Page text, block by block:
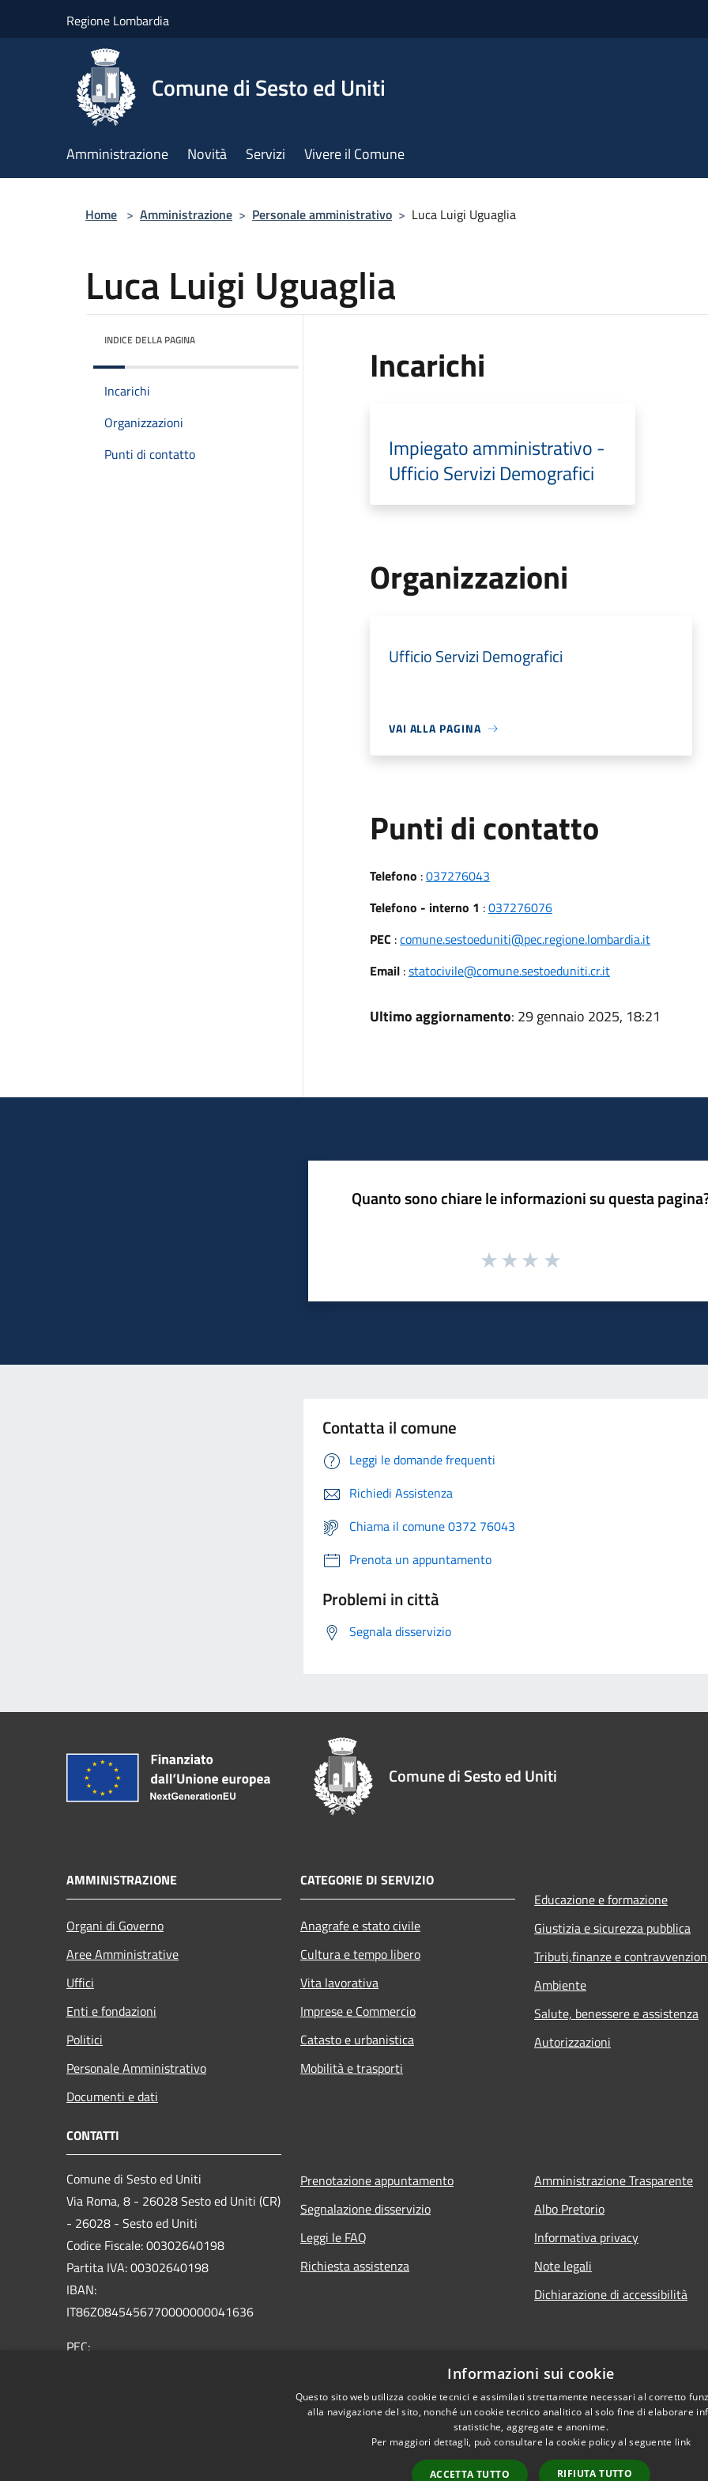
Regione Lombardia
Comune di Sesto ed Uniti
Amministrazione Novità Servizi Vivere il Comune
Home > Amministrazione > Personale amministrativo > Luca Luigi Uguaglia
Luca Luigi Uguaglia
INDICE DELLA PAGINA
Incarichi
Organizzazioni
Punti di contatto
Incarichi
Impiegato amministrativo -
Ufficio Servizi Demografici
Organizzazioni
Ufficio Servizi Demografici
VAI ALLA PAGINA
Punti di contatto
Telefono :037276043
Telefono - interno 1 :037276076
PEC :comune.sestoeduniti@pec.regione.lombardia.it
Email:statocivile@comune.sestoeduniti.cr.it
Ultimo aggiornamento: 29 gennaio 2025, 18:21
Quanto sono chiare le informazioni su questa
Contatta il comune
Leggi le domande frequenti
Richiedi Assistenza
Chiama il comune 0372 76043
Prenota un appuntamento
Problemi in città
Segnala disservizio
Comune di Sesto ed Uniti
AMMINISTRAZIONE
Organi di Governo
Aree Amministrative
Uffici
Enti e fondazioni
Politici
Personale Amministrativo
Documenti e dati
CATEGORIE DI SERVIZIO
Anagrafe e stato civile
Cultura e tempo libero
Vita lavorativa
Imprese e Commercio
Catasto e urbanistica
Mobilità e trasporti
Educazione e formazione
Giustizia e sicurezza pubblica
Tributi,finanze e
Ambiente
Salute, benessere e assistenza
Autorizzazioni
CONTATTI
Comune di Sesto ed Uniti
Via Roma, 8 - 26028 Sesto ed Uniti (CR)
- 26028 - Sesto ed Uniti
Codice Fiscale: 00302640198
Partita IVA: 00302640198
IBAN:
IT86Z0845456770000000041636
PEC:
Prenotazione appuntamento
Segnalazione disservizio
Leggi le FAQ
Richiesta assistenza
Amministrazione Trasparente
Albo Pretorio
Informativa privacy
Note legali
Dichiarazione di accessibilità
Informazioni sui cookie
Questo sito web utilizza cookie tecnici e assimilati strettamente necessari al corretto
alla navigazione del sito, nonché un cookie tecnico analitico al solo fine di elaborare
statistiche, aggregate e anonime.
Per maggiori dettagli, può consultare la cookie policy al seguente link
ACCETTA TUTTO RIFIUTA TUTTO